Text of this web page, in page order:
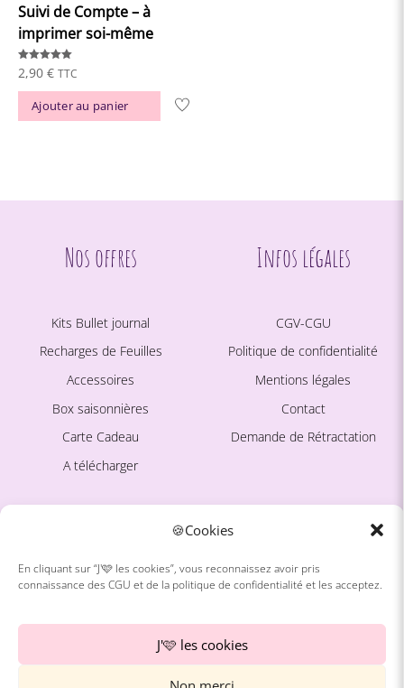
🍪Cookies
En cliquant sur “J'🩷 les cookies”, vous reconnaissez avoir pris
connaissance des CGU et de la politique de confidentialité et les acceptez.
J'🩷 les cookies
Suivi de Compte – à
imprimer soi-même
Note
5.00
2,90 € TTC
Ajouter au panier
Nos offres
Kits Bullet journal
Recharges de Feuilles
Accessoires
Box saisonnières
Carte Cadeau
A télécharger
Infos légales
CGV-CGU
Politique de confidentialité
Mentions légales
Contact
Demande de Rétractation
Avis Clientes
confidentialitéet les
d'utilisation de Google